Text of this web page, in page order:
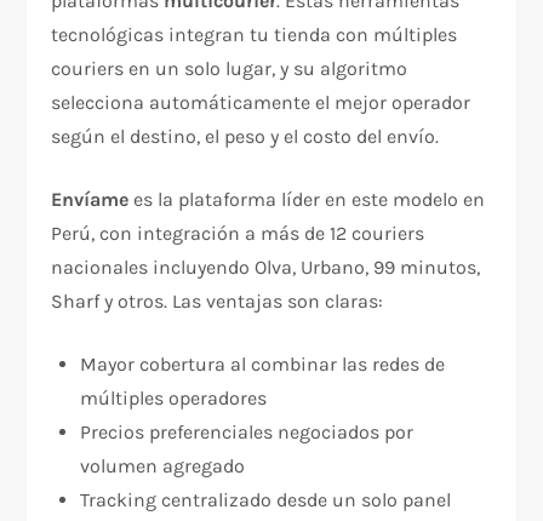
tecnológicas integran tu tienda con múltiples
couriers en un solo lugar, y su algoritmo
selecciona automáticamente el mejor operador
según el destino, el peso y el costo del envío.
Envíame es la plataforma líder en este modelo en
Perú, con integración a más de 12 couriers
nacionales incluyendo Olva, Urbano, 99 minutos,
Sharf y otros. Las ventajas son claras:
Mayor cobertura al combinar las redes de
múltiples operadores
Precios preferenciales negociados por
volumen agregado
Tracking centralizado desde un solo panel